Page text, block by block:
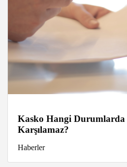
Kasko Hangi Durumlarda
Karşılamaz?
Haberler